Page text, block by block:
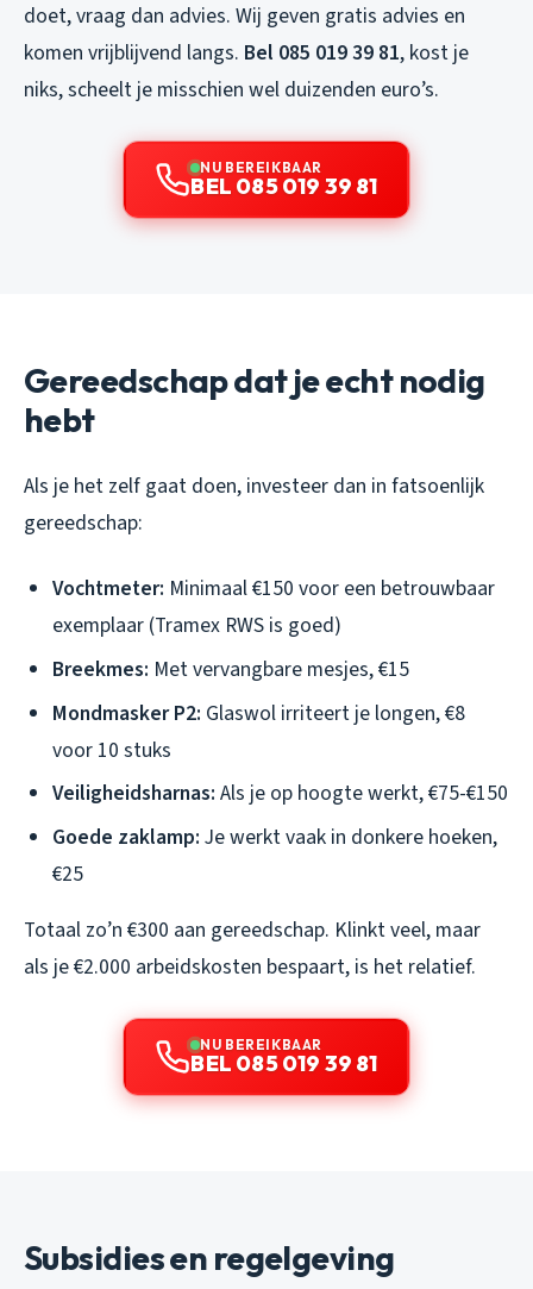
doet, vraag dan advies. Wij geven gratis advies en
komen vrijblijvend langs. Bel 085 019 39 81, kost je
niks, scheelt je misschien wel duizenden euro’s.
NU BEREIKBAAR
BEL 085 019 39 81
Gereedschap dat je echt nodig
hebt
Als je het zelf gaat doen, investeer dan in fatsoenlijk
gereedschap:
Vochtmeter: Minimaal €150 voor een betrouwbaar
exemplaar (Tramex RWS is goed)
Breekmes: Met vervangbare mesjes, €15
Mondmasker P2: Glaswol irriteert je longen, €8
voor 10 stuks
Veiligheidsharnas: Als je op hoogte werkt, €75-€150
Goede zaklamp: Je werkt vaak in donkere hoeken,
€25
Totaal zo’n €300 aan gereedschap. Klinkt veel, maar
als je €2.000 arbeidskosten bespaart, is het relatief.
NU BEREIKBAAR
BEL 085 019 39 81
Subsidies en regelgeving